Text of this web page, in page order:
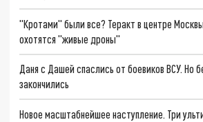
"Кротами" были все? Теракт в центре
охотятся "живые дроны"
Даня с Дашей спаслись от боевиков ВСУ. Но
закончились
Новое масштабнейшее наступление. Три